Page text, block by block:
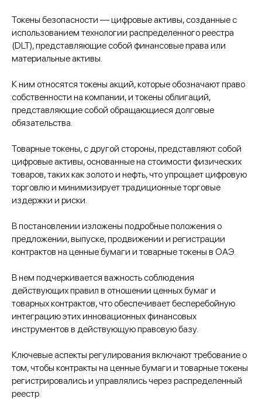
Токены безопасности — цифровые активы, созданные с
использованием технологии распределенного реестра
(DLT), представляющие собой финансовые права или
материальные активы.
К ним относятся токены акций, которые обозначают право
собственности на компании, и токены облигаций,
представляющие собой обращающиеся долговые
обязательства.
Товарные токены, с другой стороны, представляют собой
цифровые активы, основанные на стоимости физических
товаров, таких как золото и нефть, что упрощает цифровую
торговлю и минимизирует традиционные торговые
издержки и риски.
В постановлении изложены подробные положения о
предложении, выпуске, продвижении и регистрации
контрактов на ценные бумаги и товарные токены в ОАЭ.
В нем подчеркивается важность соблюдения
действующих правил в отношении ценных бумаг и
товарных контрактов, что обеспечивает бесперебойную
интеграцию этих инновационных финансовых
инструментов в действующую правовую базу.
Ключевые аспекты регулирования включают требование о
том, чтобы контракты на ценные бумаги и товарные токены
регистрировались и управлялись через распределенный
реестр.